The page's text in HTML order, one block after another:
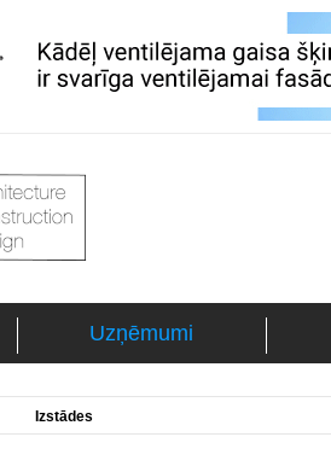
Uzņēmumi
Izstādes